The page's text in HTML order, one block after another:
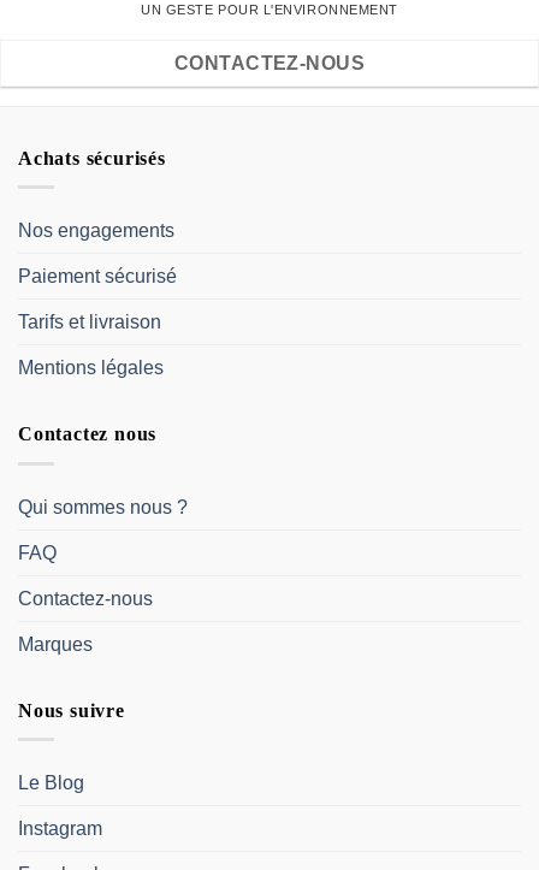
UN GESTE POUR L'ENVIRONNEMENT
CONTACTEZ-NOUS
Achats sécurisés
Nos engagements
Paiement sécurisé
Tarifs et livraison
Mentions légales
Contactez nous
Qui sommes nous ?
FAQ
Contactez-nous
Marques
Nous suivre
Le Blog
Instagram